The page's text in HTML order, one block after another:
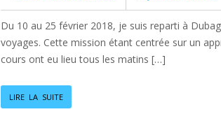
Du 10 au 25 février 2018, je suis reparti à
voyages. Cette mission étant centrée sur un
cours ont eu lieu tous les matins […]
LIRE LA SUITE